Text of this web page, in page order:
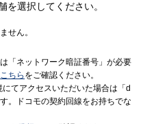
を選択してください。
せん。
「ネットワーク暗証番号」が必要
こちら をご確認ください。
てアクセスいただいた場合は「d
。ドコモの契約回線をお持ちでな